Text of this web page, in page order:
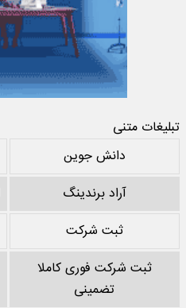
تبلیغات متنی
دانش جوین
آراد برندینگ
ثبت شرکت
ثبت شرکت فوری کاملا
تضمینی